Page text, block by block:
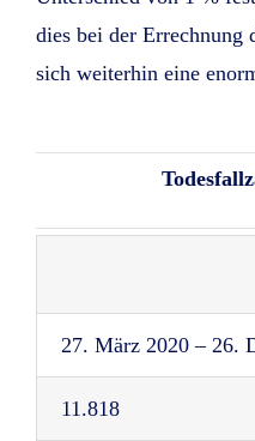
dies bei der Errechnung
sich weiterhin eine
27. März 2020 – 26.
11.818